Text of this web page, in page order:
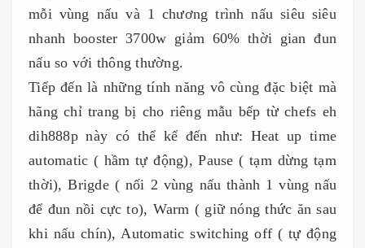
mỗi vùng nấu và 1 chương trình nấu siêu siêu
nhanh booster 3700w giảm 60% thời gian đun
nấu so với thông thường.
Tiếp đến là những tính năng vô cùng đặc biệt mà
hãng chỉ trang bị cho riêng mẫu bếp từ chefs eh
dih888p này có thể kể đến như: Heat up time
automatic ( hầm tự động), Pause ( tạm dừng tạm
thời), Brigde ( nối 2 vùng nấu thành 1 vùng nấu
để đun nồi cực to), Warm ( giữ nóng thức ăn sau
khi nấu chín), Automatic switching off ( tự động